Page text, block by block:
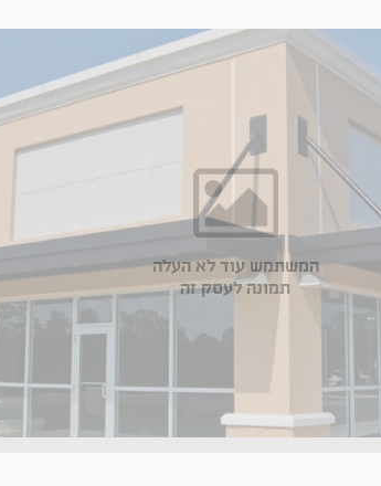
המשתמש עוד לא העלה
תמונה לעסק זה